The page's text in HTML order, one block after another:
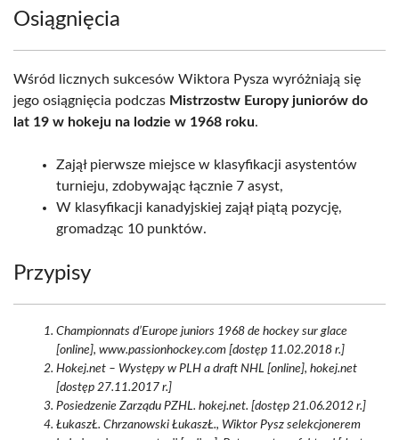
Osiągnięcia
Wśród licznych sukcesów Wiktora Pysza wyróżniają się
jego osiągnięcia podczas Mistrzostw Europy juniorów do
lat 19 w hokeju na lodzie w 1968 roku.
Zajął pierwsze miejsce w klasyfikacji asystentów
turnieju, zdobywając łącznie 7 asyst,
W klasyfikacji kanadyjskiej zajął piątą pozycję,
gromadząc 10 punktów.
Przypisy
Championnats d’Europe juniors 1968 de hockey sur glace
[online], www.passionhockey.com [dostęp 11.02.2018 r.]
Hokej.net – Występy w PLH a draft NHL [online], hokej.net
[dostęp 27.11.2017 r.]
Posiedzenie Zarządu PZHL. hokej.net. [dostęp 21.06.2012 r.]
ŁukaszŁ. Chrzanowski ŁukaszŁ., Wiktor Pysz selekcjonerem